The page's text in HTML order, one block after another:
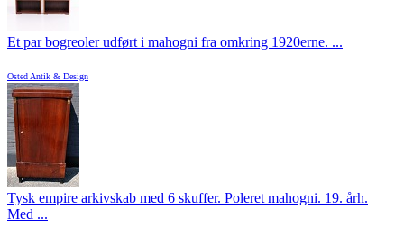
Et par bogreoler udført i mahogni fra omkring 1920erne. ...
Osted Antik & Design
Tysk empire arkivskab med 6 skuffer. Poleret mahogni. 19. årh.
Med ...